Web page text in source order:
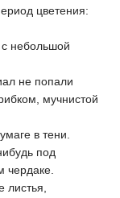
цветения:
небольшой
не попали
мучнистой
в тени.
под